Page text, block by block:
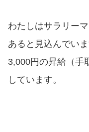
わたしはサラリー
あると見込んでい
3,000円の昇給（手
しています。